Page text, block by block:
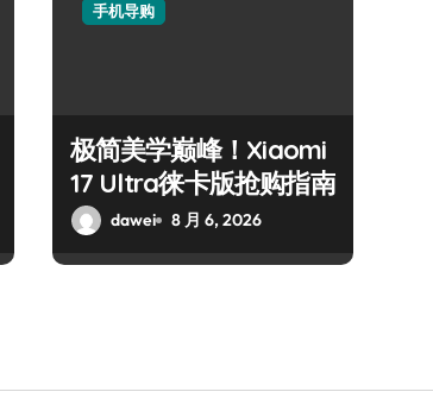
手机导购
极简美学巅峰！Xiaomi
17 Ultra徕卡版抢购指南
dawei 8 月 6, 2026